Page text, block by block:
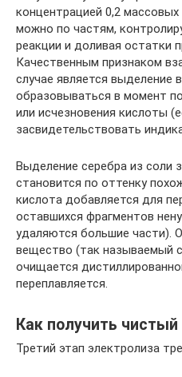
концентрацией 0,2
можно по частям,
реакции и доливая остатки
Качественным признаком
случае является выделение
образовываться в момент
или исчезновения кислоты
засвидетельствовать
Выделение серебра из соли
становится по оттенку
кислота добавляется для
оставшихся фрагментов
удаляются большие части).
вещество (так называемый
очищается
переплавляется.
Как получить
Третий этап электролиза